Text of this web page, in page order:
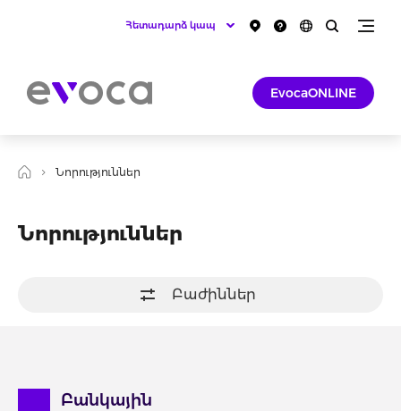
Հետադարձ կապ
EvocaONLINE
Նորություններ
Նորություններ
Բաժիններ
Բանկային